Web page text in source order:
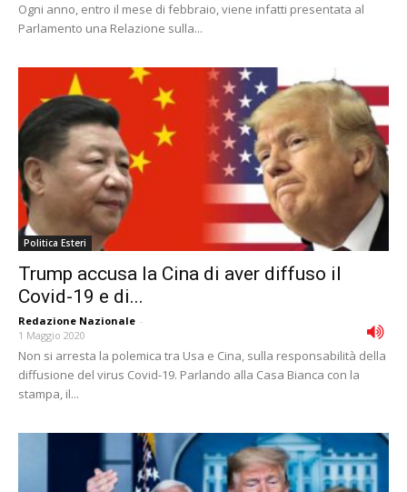
Ogni anno, entro il mese di febbraio, viene infatti presentata al
Parlamento una Relazione sulla...
Politica Esteri
Trump accusa la Cina di aver diffuso il
Covid-19 e di...
Redazione Nazionale -
1 Maggio 2020
Non si arresta la polemica tra Usa e Cina, sulla responsabilità della
diffusione del virus Covid-19. Parlando alla Casa Bianca con la
stampa, il...